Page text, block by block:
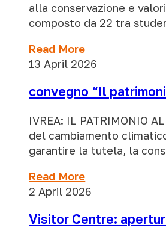
alla conservazione e
composto da 22 tra
Read More
13 April 2026
convegno “Il
IVREA: IL PATRIMONIO
del cambiamento
garantire la tutela, la
Read More
2 April 2026
Visitor Centre: